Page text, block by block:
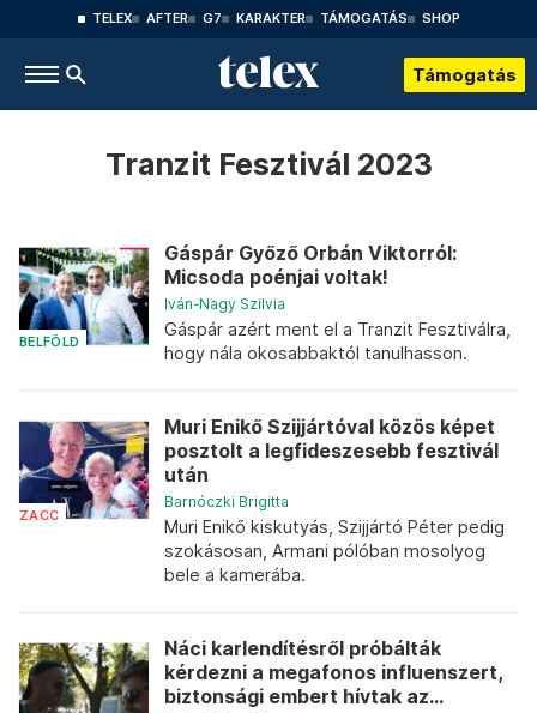
TELEX AFTER G7 KARAKTER TÁMOGATÁS SHOP
Támogatás
Tranzit Fesztivál 2023
BELFÖLD
Gáspár Győző Orbán Viktorról:
Micsoda poénjai voltak!
Iván-Nagy Szilvia
Gáspár azért ment el a Tranzit Fesztiválra,
hogy nála okosabbaktól tanulhasson.
ZACC
Muri Enikő Szijjártóval közös képet
posztolt a legfideszesebb fesztivál
után
Barnóczki Brigitta
Muri Enikő kiskutyás, Szijjártó Péter pedig
szokásosan, Armani pólóban mosolyog
bele a kamerába.
Náci karlendítésről próbálták
kérdezni a megafonos influenszert,
biztonsági embert hívtak az...